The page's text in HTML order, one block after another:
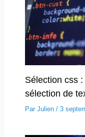
Sélection css
sélection de
Par Julien / 3